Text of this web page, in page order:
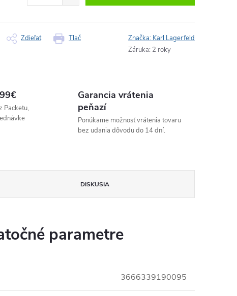
Tlač
Zdieľať Značka: Karl Lagerfeld
Záruka: 2 roky
Packetu,
Garancia vrátenia
peňazí
Ponúkame možnosť vrátenia tovaru
bez udania dôvodu do 14 dní.
DISKUSIA
parametre
3666339190095